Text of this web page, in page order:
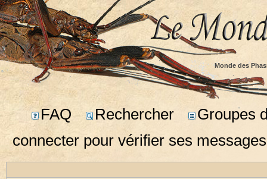
Monde des
FAQ Rechercher
Groupes
connecter pour vérifier ses